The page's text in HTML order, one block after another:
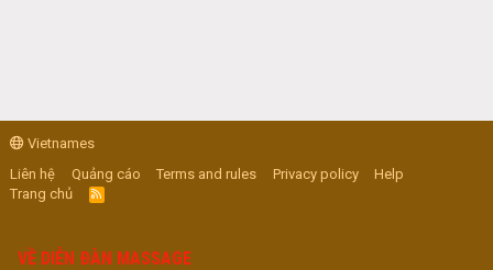
Vietnames
Liên hệ
Quảng cáo Terms and rules Privacy policy
Help
Trang chủ
R
S
VỀ DIỄN ĐÀN MASSAGE